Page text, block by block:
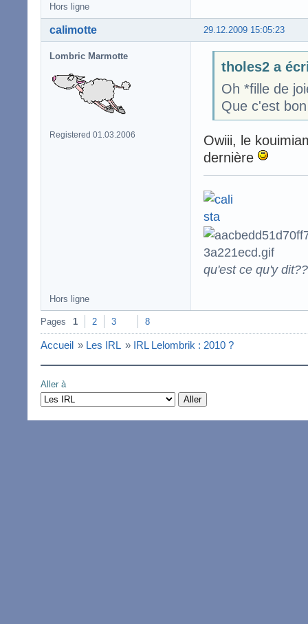
Hors ligne
29.12.2009 15:05:23
calimotte
Lombric Marmotte
Registered 01.03.2006
tholes2 a
Oh *fille de
Que c'est
Owiii, le
dernière
qu'est ce qu'y
Hors ligne
Pages 1 2 3 8
Accueil » Les IRL » IRL Lelombrik : 2010 ?
Aller à